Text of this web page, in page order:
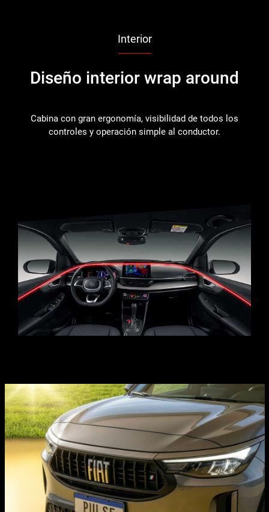
Interior
Diseño interior wrap around
Cabina con gran ergonomía, visibilidad de todos los
controles y operación simple al conductor.